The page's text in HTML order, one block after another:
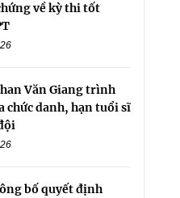
về kỳ thi tốt
Văn Giang trình
chức danh, hạn tuổi sĩ
bố quyết định